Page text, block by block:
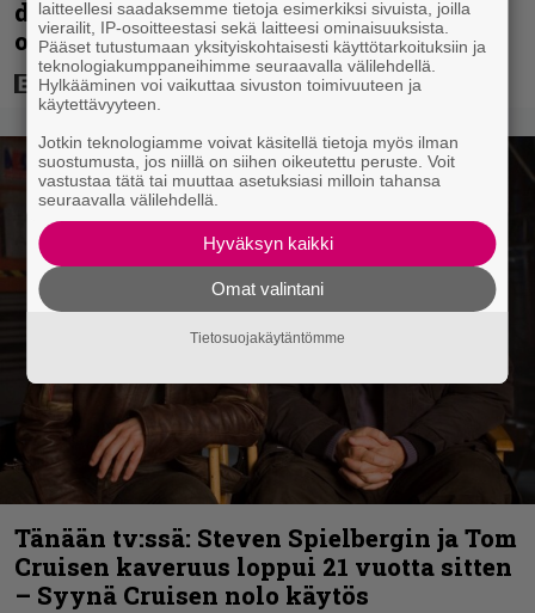
dollaria tuottaneen elokuvan jatko-
osasta
Tänään tv:ssä: Steven Spielbergin ja Tom
Cruisen kaveruus loppui 21 vuotta sitten
– Syynä Cruisen nolo käytös
laitteellesi saadaksemme tietoja esimerkiksi sivuista, joilla
vierailit, IP-osoitteestasi sekä laitteesi ominaisuuksista.
Pääset tutustumaan yksityiskohtaisesti käyttötarkoituksiin ja
teknologiakumppaneihimme seuraavalla välilehdellä.
Hylkääminen voi vaikuttaa sivuston toimivuuteen ja
käytettävyyteen.
Jotkin teknologiamme voivat käsitellä tietoja myös ilman
suostumusta, jos niillä on siihen oikeutettu peruste. Voit
vastustaa tätä tai muuttaa asetuksiasi milloin tahansa
seuraavalla välilehdellä.
Hyväksyn kaikki
Omat valintani
Tietosuojakäytäntömme